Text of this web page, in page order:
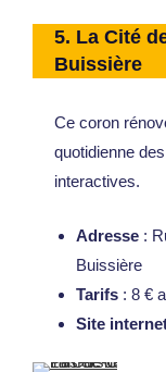
5. La Cité
Buissière
Ce coron
quotidienne
interactives.
Adresse :
Buissière
Tarifs : 8 €
Site